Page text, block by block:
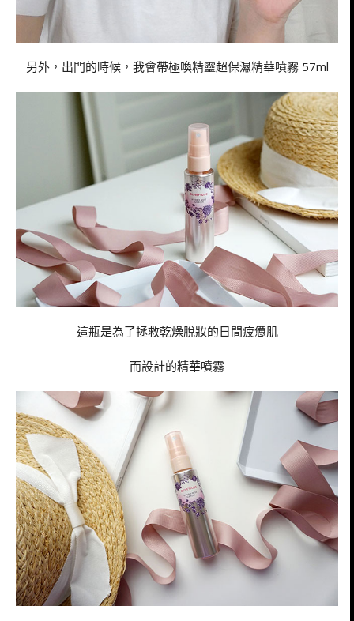
另外，出門的時候，我會帶極喚精靈超保濕精華噴霧 57ml
這瓶是為了拯救乾燥脫妝的日間疲憊肌
而設計的精華噴霧